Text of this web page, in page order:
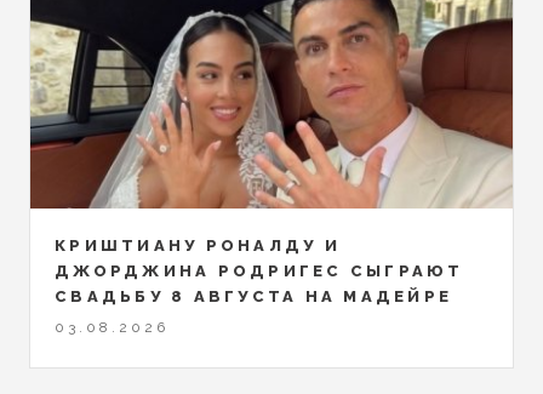
КРИШТИАНУ РОНАЛДУ И
ДЖОРДЖИНА РОДРИГЕС СЫГРАЮТ
СВАДЬБУ 8 АВГУСТА НА МАДЕЙРЕ
03.08.2026